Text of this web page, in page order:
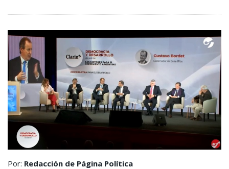
Por: Redacción de Página Política